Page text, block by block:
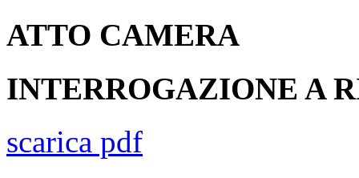
ATTO CAMERA
INTERROGAZIONE A
scarica pdf